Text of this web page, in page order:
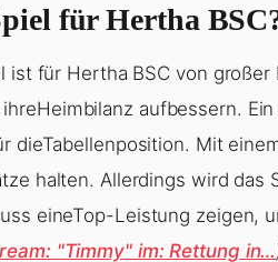
für Hertha
ist für Hertha BSC von
aufbessern.
dieTabellenposition. Mit
halten. Allerdings wird das
eineTop-Leistung zeigen,
"Timmy" im: Rettung in…